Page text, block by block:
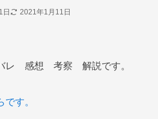
2021年1月11日
レ 感想 考察 解説です。
す。